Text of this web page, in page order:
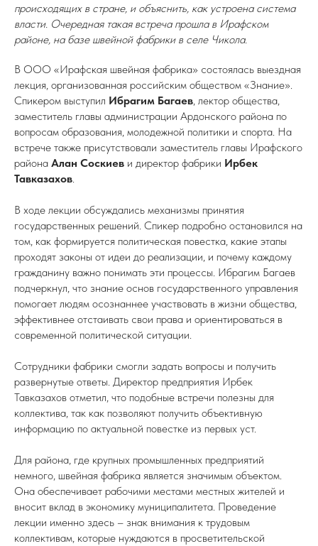
происходящих в стране, и объяснить, как устроена система
власти. Очередная такая встреча прошла в Ирафском
районе, на базе швейной фабрики в селе Чикола.
В ООО «Ирафская швейная фабрика» состоялась выездная
лекция, организованная российским обществом «Знание».
Спикером выступил Ибрагим Багаев, лектор общества,
заместитель главы администрации Ардонского района по
вопросам образования, молодежной политики и спорта. На
встрече также присутствовали заместитель главы Ирафского
района Алан Соскиев и директор фабрики Ирбек
Тавказахов.
В ходе лекции обсуждались механизмы принятия
государственных решений. Спикер подробно остановился на
том, как формируется политическая повестка, какие этапы
проходят законы от идеи до реализации, и почему каждому
гражданину важно понимать эти процессы. Ибрагим Багаев
подчеркнул, что знание основ государственного управления
помогает людям осознаннее участвовать в жизни общества,
эффективнее отстаивать свои права и ориентироваться в
современной политической ситуации.
Сотрудники фабрики смогли задать вопросы и получить
развернутые ответы. Директор предприятия Ирбек
Тавказахов отметил, что подобные встречи полезны для
коллектива, так как позволяют получить объективную
информацию по актуальной повестке из первых уст.
Для района, где крупных промышленных предприятий
немного, швейная фабрика является значимым объектом.
Она обеспечивает рабочими местами местных жителей и
вносит вклад в экономику муниципалитета. Проведение
лекции именно здесь – знак внимания к трудовым
коллективам, которые нуждаются в просветительской